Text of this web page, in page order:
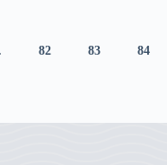
82 83 84